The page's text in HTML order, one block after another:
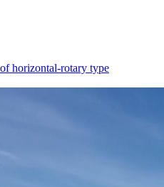
horizontal-rotary type